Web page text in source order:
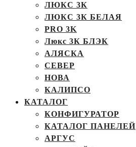
ЛЮКС 3К
ЛЮКС 3К БЕЛАЯ
PRO 3K
Люкс 3К БЛЭК
АЛЯСКА
СЕВЕР
НОВА
КАЛИПСО
КАТАЛОГ
КОНФИГУРАТОР
КАТАЛОГ ПАНЕЛЕЙ
АРГУС